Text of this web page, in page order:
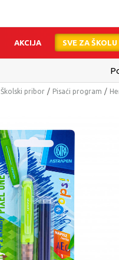
AKCIJA SVE ZA ŠKOLU
Školski pribor Pisaći program